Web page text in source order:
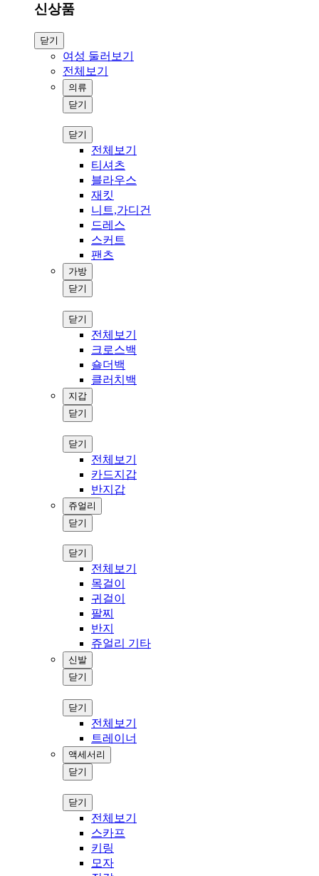
신상품
닫기
여성 둘러보기
전체보기
의류
닫기
닫기
전체보기
티셔츠
블라우스
재킷
니트,가디건
드레스
스커트
팬츠
가방
닫기
닫기
전체보기
크로스백
숄더백
클러치백
지갑
닫기
닫기
전체보기
카드지갑
반지갑
쥬얼리
닫기
닫기
전체보기
목걸이
귀걸이
팔찌
반지
쥬얼리 기타
신발
닫기
닫기
전체보기
트레이너
액세서리
닫기
닫기
전체보기
스카프
키링
모자